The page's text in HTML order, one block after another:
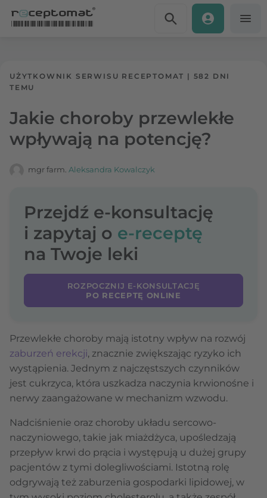
UŻYTKOWNIK SERWISU RECEPTOMAT | 582 DNI
TEMU
Jakie choroby przewlekłe
wpływają na potencję?
mgr farm. Aleksandra Kowalczyk
Przejdź e-konsultację
i zapytaj o e-receptę
na Twoje leki
ROZPOCZNIJ E-KONSULTACJĘ
PO RECEPTĘ ONLINE
Przewlekłe choroby mają istotny wpływ na rozwój
zaburzeń erekcji, znacznie zwiększając ryzyko ich
wystąpienia. Jednym z najczęstszych czynników
jest cukrzyca, która uszkadza naczynia krwionośne i
nerwy zaangażowane w mechanizm wzwodu.
Nadciśnienie oraz choroby układu sercowo-
naczyniowego, takie jak miażdżyca, upośledzają
przepływ krwi do prącia i występują u dużej grupy
pacjentów z tymi dolegliwościami. Istotną rolę
odgrywają też zaburzenia gospodarki lipidowej, w